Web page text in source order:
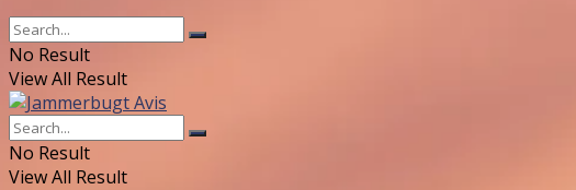
No Result
View All Result
No Result
View All Result